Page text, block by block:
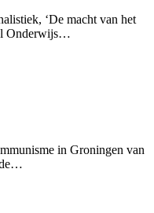
‘De macht van het
Onderwijs…
in Groningen van
de…